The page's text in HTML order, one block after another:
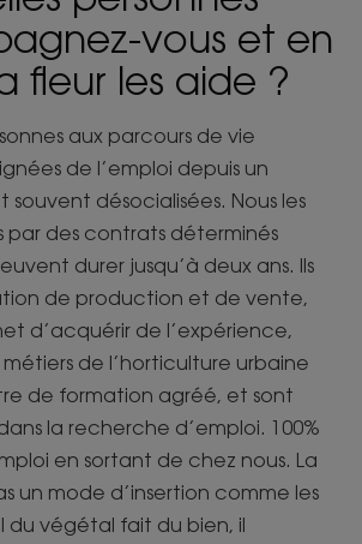
vous et en
fleur les aide ?
aux parcours de vie
de l’emploi depuis un
désocialisées. Nous les
des contrats déterminés
durer jusqu’à deux ans. Ils
de production et de vente,
d’acquérir de l’expérience,
de l’horticulture urbaine
de formation agréé, et sont
la recherche d’emploi. 100%
en sortant de chez nous. La
un mode d’insertion comme les
du végétal fait du bien, il